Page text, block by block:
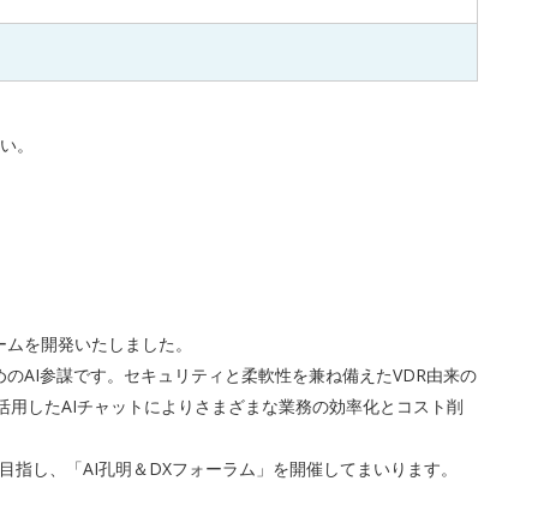
。
を開発いたしました。
AI参謀です。セキュリティと柔軟性を兼ね備えたVDR由来の
したAIチャットによりさまざまな業務の効率化とコスト削
し、「AI孔明＆DXフォーラム」を開催してまいります。